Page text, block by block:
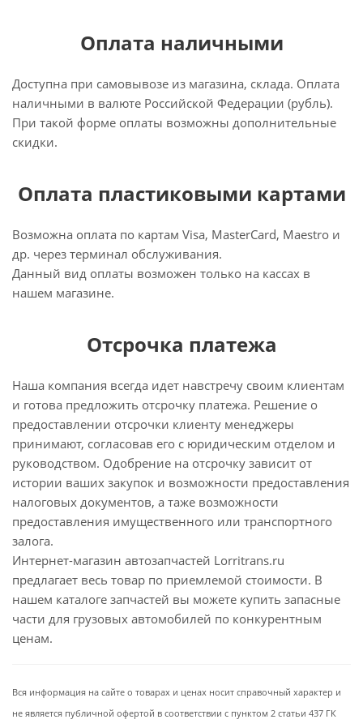
Оплата наличными
Доступна при самовывозе из магазина, склада. Оплата
наличными в валюте Российской Федерации (рубль).
При такой форме оплаты возможны дополнительные
скидки.
Оплата пластиковыми картами
Возможна оплата по картам Visa, MasterCard, Maestro и
др. через терминал обслуживания.
Данный вид оплаты возможен только на кассах в
нашем магазине.
Отсрочка платежа
Наша компания всегда идет навстречу своим клиентам
и готова предложить отсрочку платежа. Решение о
предоставлении отсрочки клиенту менеджеры
принимают, согласовав его с юридическим отделом и
руководством. Одобрение на отсрочку зависит от
истории ваших закупок и возможности предоставления
налоговых документов, а таже возможности
предоставления имущественного или транспортного
залога.
Интернет-магазин автозапчастей Lorritrans.ru
предлагает весь товар по приемлемой стоимости. В
нашем каталоге запчастей вы можете купить запасные
части для грузовых автомобилей по конкурентным
ценам.
Вся информация на сайте о товарах и ценах носит справочный характер и
не является публичной офертой в соответствии с пунктом 2 статьи 437 ГК